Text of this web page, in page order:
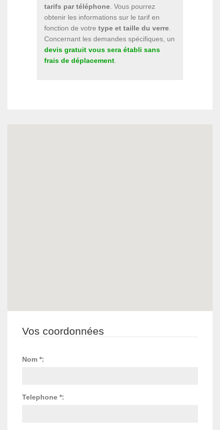
tarifs par téléphone . Vous pourrez
obtenir les informations sur le tarif en
fonction de votre type et taille du verre
Concernant les demandes spécifiques, un
devis gratuit vous sera établi sans
frais de déplacement
Vos coordonnées
Nom *:
Telephone *: